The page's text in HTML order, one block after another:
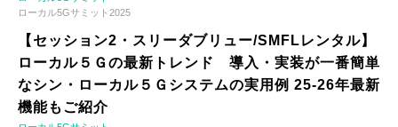
ローカル5Gサミット2025
【セッション2・スリーダブリュー/SMFLレンタル】
ローカル５Ｇの最新トレンド 導入・実装が一番簡単
なシン・ローカル５Ｇシステムの実用例 25-26年最新
機能もご紹介